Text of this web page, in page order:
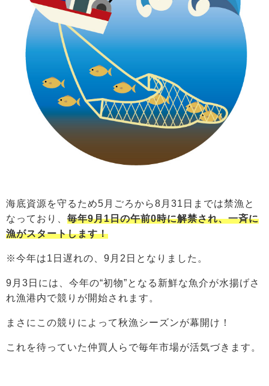
海底資源を守るため5月ごろから8月31日までは禁漁と
なっており、 毎年9月1日の午前0時に解禁され、一斉に
漁がスタートします！
※今年は1日遅れの、9月2日となりました。
9月3日には、今年の“初物”となる新鮮な魚介が水揚げさ
れ漁港内で競りが開始されます。
まさにこの競りによって秋漁シーズンが幕開け！
これを待っていた仲買人らで毎年市場が活気づきます。